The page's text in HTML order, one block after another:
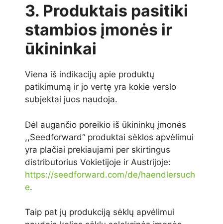
3. Produktais pasitiki
stambios įmonės ir
ūkininkai
Viena iš indikacijų apie produktų
patikimumą ir jo vertę yra kokie verslo
subjektai juos naudoja.
Dėl augančio poreikio iš ūkininkų įmonės
,,Seedforward‘‘ produktai sėklos apvėlimui
yra plačiai prekiaujami per skirtingus
distributorius Vokietijoje ir Austrijoje:
https://seedforward.com/de/haendlersuch
e.
Taip pat jų produkciją sėklų apvėlimui